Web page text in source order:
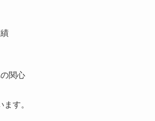
関心
す。